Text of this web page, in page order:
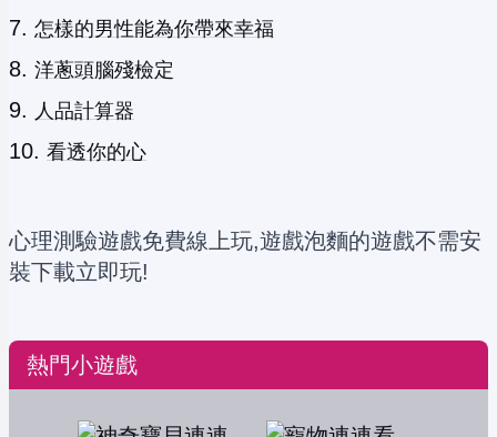
怎樣的男性能為你帶來幸福
洋蔥頭腦殘檢定
人品計算器
看透你的心
心理測驗遊戲免費線上玩,遊戲泡麵的遊戲不需安
裝下載立即玩!
熱門小遊戲